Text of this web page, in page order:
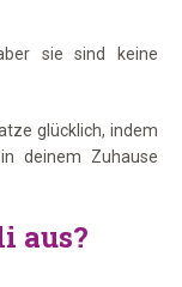
sie sind keine
glücklich, indem
in deinem Zuhause
aus?